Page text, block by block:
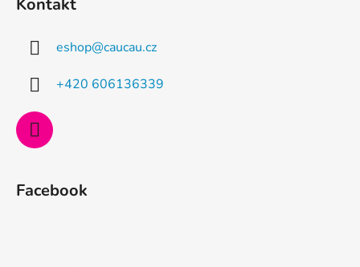
eshop@caucau.cz
+420 606136339
Facebook